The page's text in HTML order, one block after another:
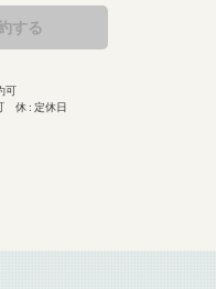
する
可
休 定休日